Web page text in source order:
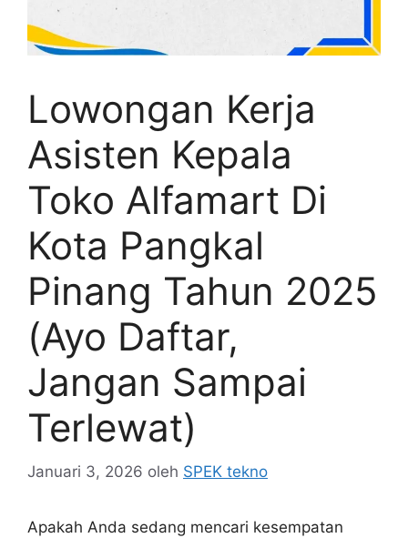
Lowongan Kerja
Asisten Kepala
Toko Alfamart Di
Kota Pangkal
Pinang Tahun 2025
(Ayo Daftar,
Jangan Sampai
Terlewat)
Januari 3, 2026 oleh SPEK tekno
Apakah Anda sedang mencari kesempatan